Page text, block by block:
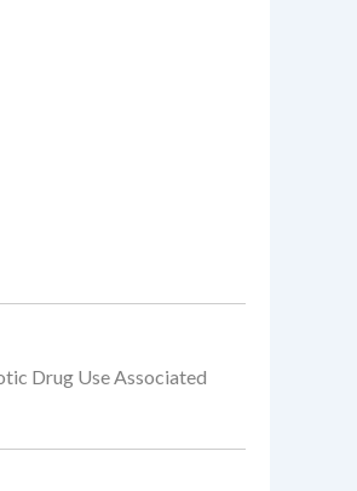
Drug Use Associated